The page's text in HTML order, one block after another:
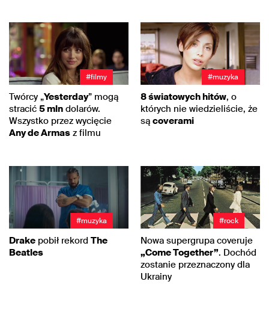
#filmy
Twórcy „Yesterday” mogą
stracić 5 mln dolarów.
Wszystko przez wycięcie
Any de Armas z filmu
#muzyka
8 światowych hitów, o
których nie wiedzieliście, że
są coverami
#muzyka
Drake pobił rekord The
Beatles
#rock
Nowa supergrupa coveruje
„Come Together”. Dochód
zostanie przeznaczony dla
Ukrainy